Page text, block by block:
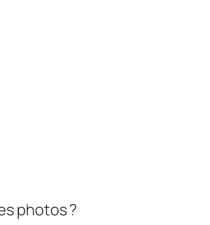
photos ?